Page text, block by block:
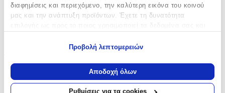
διαφημίσεις και περιεχόμενο, την καλύτερη εικόνα του κοινού
μας και την ανάπτυξη προϊόντων. Έχετε τη δυνατότητα
Να συλλέξουμε πληροφορίες σχετικά με τη γεωγραφική
σας τοποθεσία, οι οποίες μπορεί να είναι ακριβείς σε
απόσταση μερικών μέτρων
Προβολή λεπτομερειών
Αποδοχή όλων
Ρυθμίσεις για τα cookies
τμχ
Υλικό :
Χρώμα